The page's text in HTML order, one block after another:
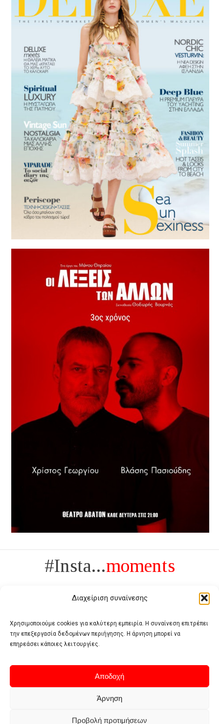
Διαχείριση συναίνεσης
Χρησιμοποιούμε cookies για καλύτερη εμπειρία. Η συναίνεση επιτρέπει
την επεξεργασία δεδομένων περιήγησης. Η άρνηση μπορεί να
επηρεάσει κάποιες λειτουργίες.
Αποδοχή
Άρνηση
Προβολή προτιμήσεων
#Insta...moments
Πολυτέλεια δεν είναι το αντίθετο της ανέχειας, είναι το αντίθετο της
Terms of use Privacy policy Cookie policy